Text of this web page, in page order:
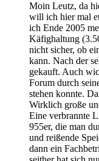
Moin Leutz, da
will ich hier mal
ich Ende 2005
Käfighaltung
nicht sicher, ob
kann. Nach der
gekauft. Auch
Forum durch
stehen konnte.
Wirklich große
Eine verbrannte
955er, die man
und reißende
dann ein